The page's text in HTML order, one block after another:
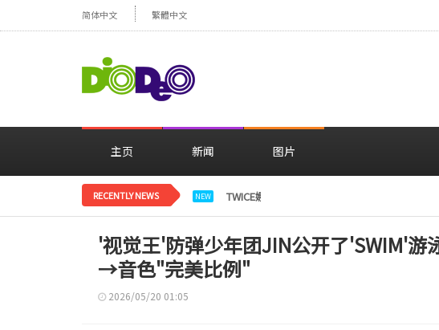
简体中文 繁體中文
主页 新闻 图片
RECENTLY NEWS NEW TWICE娜璉，花背景感性自拍…精致妆容引人注
'视觉王'防弹少年团JIN公开了'SWIM'游
→音色"完美比例"
2026/05/20 01:05